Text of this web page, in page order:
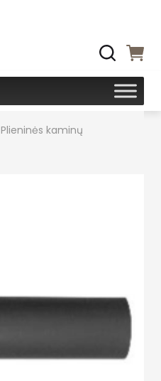
Plieninės kaminų